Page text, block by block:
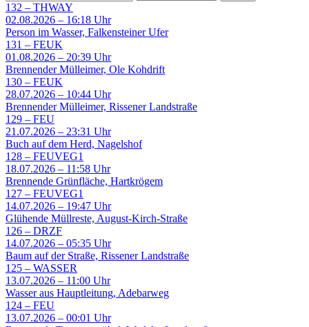
132 – THWAY
02.08.2026 – 16:18 Uhr
Person im Wasser, Falkensteiner Ufer
131 – FEUK
01.08.2026 – 20:39 Uhr
Brennender Mülleimer, Ole Kohdrift
130 – FEUK
28.07.2026 – 10:44 Uhr
Brennender Mülleimer, Rissener Landstraße
129 – FEU
21.07.2026 – 23:31 Uhr
Buch auf dem Herd, Nagelshof
128 – FEUVEG1
18.07.2026 – 11:58 Uhr
Brennende Grünfläche, Hartkrögem
127 – FEUVEG1
14.07.2026 – 19:47 Uhr
Glühende Müllreste, August-Kirch-Straße
126 – DRZF
14.07.2026 – 05:35 Uhr
Baum auf der Straße, Rissener Landstraße
125 – WASSER
13.07.2026 – 11:00 Uhr
Wasser aus Hauptleitung, Adebarweg
124 – FEU
13.07.2026 – 00:01 Uhr